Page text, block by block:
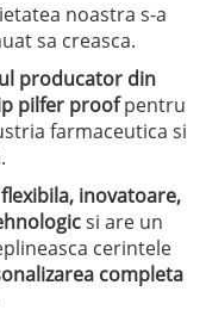
noastra s-a
sa creasca.
producator din
pilfer proofpentru
farmaceutica si
flexibila, inovatoare,
si are un
cerintele
completa